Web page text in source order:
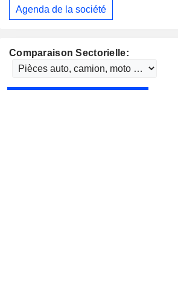
Comparaison Sectorielle:
Agenda de la société